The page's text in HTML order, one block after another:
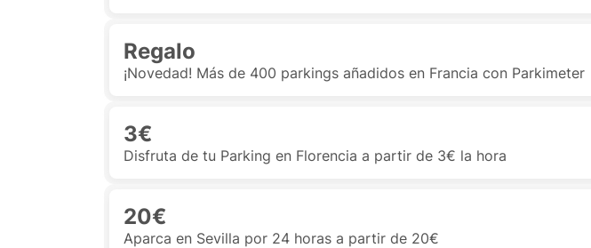
Regalo
¡Novedad! Más de 400 parkings añadidos en Francia con Parkimeter
3€
Disfruta de tu Parking en Florencia a partir de 3€ la hora
20€
Aparca en Sevilla por 24 horas a partir de 20€